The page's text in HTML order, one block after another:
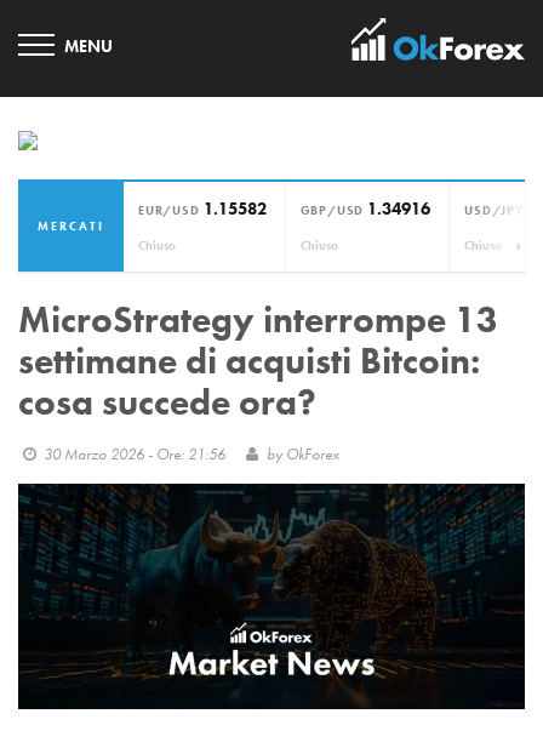
MERCATI
EUR/USD 1.15582
Chiuso
GBP/USD 1.34916
Chiuso
USD/JPY
Chiuso ›
MicroStrategy interrompe 13
settimane di acquisti Bitcoin:
cosa succede ora?
30 Marzo 2026 - Ore: 21:56 by OkForex